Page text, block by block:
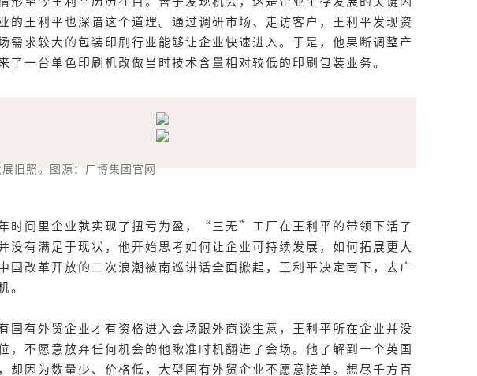
的王利平也深谙这个道理。通过调研市场、走访客户，王利平发现资
需求较大的包装印刷行业能够让企业快速进入。于是，他果断调整产
了一台单色印刷机改做当时技术含量相对较低的印刷包装业务。
旧照。 图源：广博集团官网
时间里企业就实现了扭亏为盈，“三无”工厂在王利平的带领下活了
没有满足于现状，他开始思考如何让企业可持续发展，如何拓展更大
国改革开放的二次浪潮被南巡讲话全面掀起，王利平决定南下，去广
。
国有外贸企业才有资格进入会场跟外商谈生意，王利平所在企业并没
，不愿意放弃任何机会的他瞅准时机翻进了会场。他了解到一个英国
却因为数量少、价格低，大型国有外贸企业不愿意接单。想尽千方百